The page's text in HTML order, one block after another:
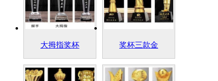
大拇指奖杯 奖杯三款金